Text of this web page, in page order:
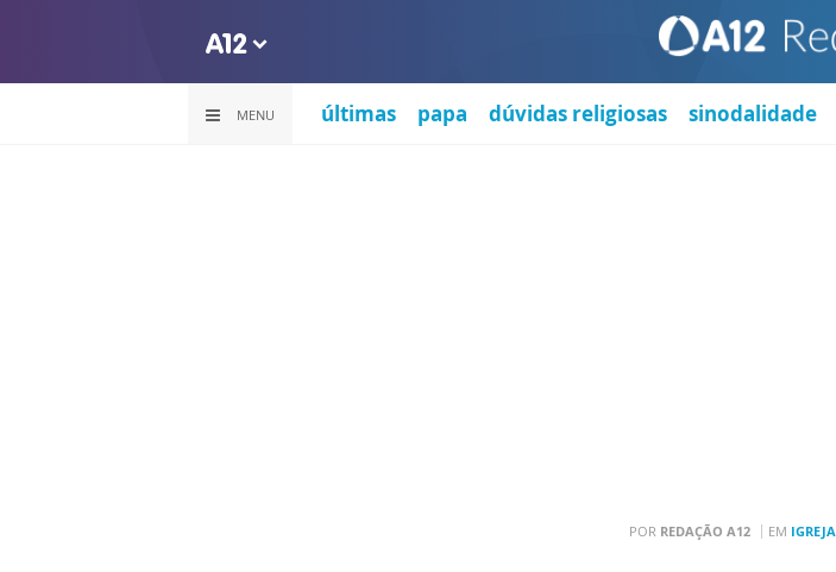
MENU últimas papa dúvidas religiosas sinodalidade
POR REDAÇÃO A12 EM IGREJA